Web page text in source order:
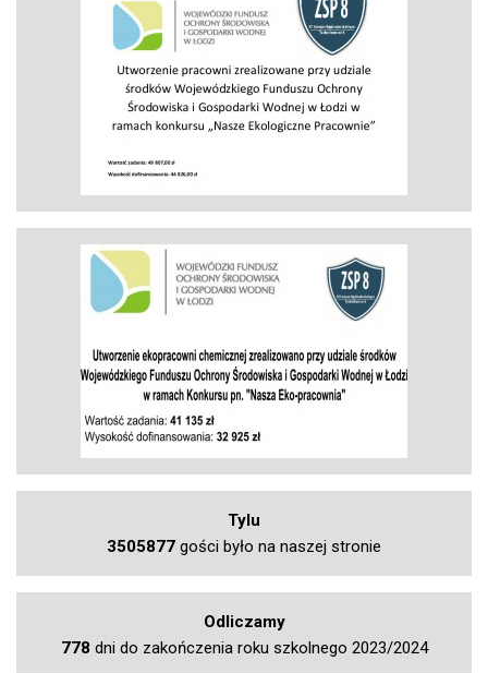
Tylu
3505877 gości było na naszej stronie
Odliczamy
778 dni do zakończenia roku szkolnego 2023/2024